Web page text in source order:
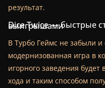
результат.
Dice Twice — быстрые ставки с быстрыми выигрышами
В Турбо Геймс не забыли
модернизованная игра в
игорного заведения будет
хода и таким способом